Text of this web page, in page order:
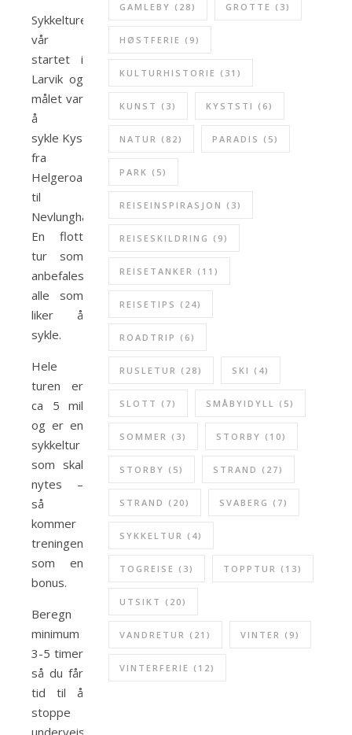
Sykkelturen
vår
startet i
Larvik og
målet var
å
sykle Kyststien
fra
Helgeroa
til
Nevlunghavn.
En flott
tur som
anbefales
alle som
liker å
sykle.
Hele
turen er
ca 5 mil
og er en
sykkeltur
som skal
nytes –
så
kommer
treningen
som en
bonus.
Beregn
minimum
3-5 timer
så du får
tid til å
stoppe
underveis
GAMLEBY (28) GROTTE (3)
HØSTFERIE (9)
KULTURHISTORIE (31)
KUNST (3) KYSTSTI (6)
NATUR (82) PARADIS (5)
PARK (5)
REISEINSPIRASJON (3)
REISESKILDRING (9)
REISETANKER (11)
REISETIPS (24)
ROADTRIP (6)
RUSLETUR (28) SKI (4)
SLOTT (7) SMÅBYIDYLL (5)
SOMMER (3) STORBY (10)
STORBY (5) STRAND (27)
STRAND (20) SVABERG (7)
SYKKELTUR (4)
TOGREISE (3) TOPPTUR (13)
UTSIKT (20)
VANDRETUR (21) VINTER (9)
VINTERFERIE (12)